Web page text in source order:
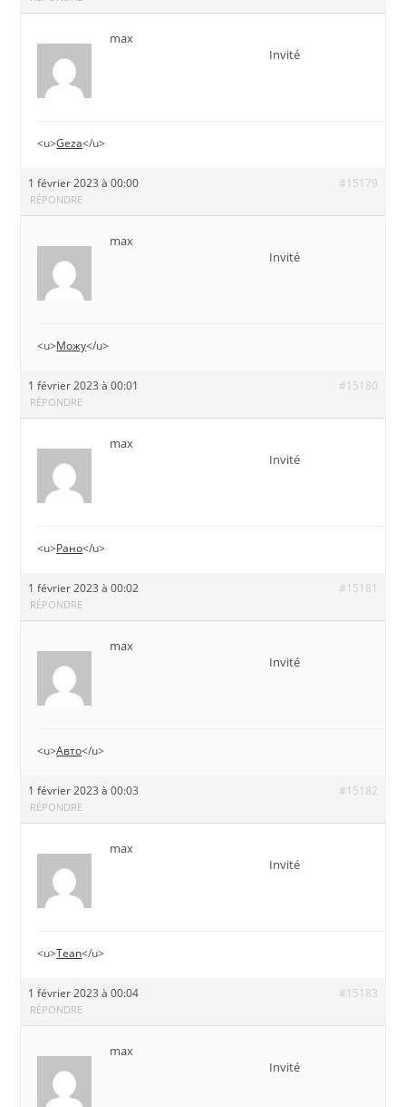
max
Invité
<u>Geza</u>
1 février 2023 à 00:00 #15179
RÉPONDRE
max
Invité
<u>Можу</u>
1 février 2023 à 00:01 #15180
RÉPONDRE
max
Invité
<u>Рано</u>
1 février 2023 à 00:02 #15181
RÉPONDRE
max
Invité
<u>Авто</u>
1 février 2023 à 00:03 #15182
RÉPONDRE
max
Invité
<u>Tean</u>
1 février 2023 à 00:04 #15183
RÉPONDRE
max
Invité